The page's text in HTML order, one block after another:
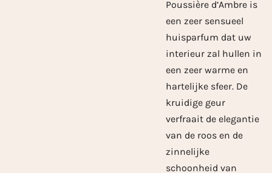
Poussière d’Ambre is
een zeer sensueel
huisparfum dat uw
interieur zal hullen in
een zeer warme en
hartelijke sfeer. De
kruidige geur
verfraait de elegantie
van de roos en de
zinnelijke
schoonheid van